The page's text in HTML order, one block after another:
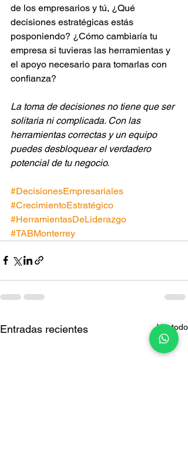
de los empresarios y tú, ¿Qué
decisiones estratégicas estás
posponiendo? ¿Cómo cambiaría tu
empresa si tuvieras las herramientas y
el apoyo necesario para tomarlas con
confianza?
La toma de decisiones no tiene que ser
solitaria ni complicada. Con las
herramientas correctas y un equipo
puedes desbloquear el verdadero
potencial de tu negocio.
#DecisionesEmpresariales
#CrecimientoEstratégico
#HerramientasDeLiderazgo
#TABMonterrey
Entradas recientes Ver todo